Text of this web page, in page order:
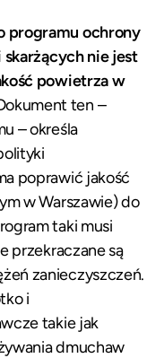
programu ochrony
nie jest
powietrza w
ten –
– określa
poprawić jakość
w Warszawie) do
taki musi
przekraczane są
zanieczyszczeń.
i
takie jak
dmuchaw